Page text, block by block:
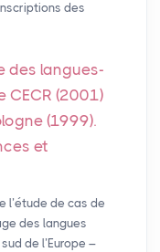
des
des langues-
CECR (2001)
(1999).
et
l’étude de cas de
des langues
de l’Europe –